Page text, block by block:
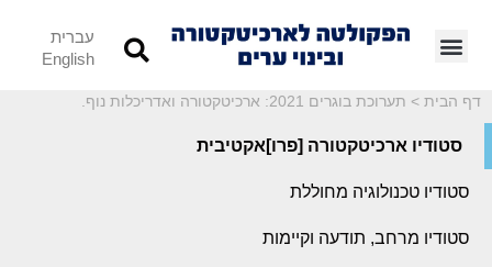
עברית
English
דף הבית > תערוכת בוגרים 2021: ארכיטקטורה ואדריכלות נוף.
סטודיו ארכיטקטורה [פרו]אקטיבית
סטודיו טכנולוגיה מחוללת
סטודיו מרחב, תודעה וקיימות